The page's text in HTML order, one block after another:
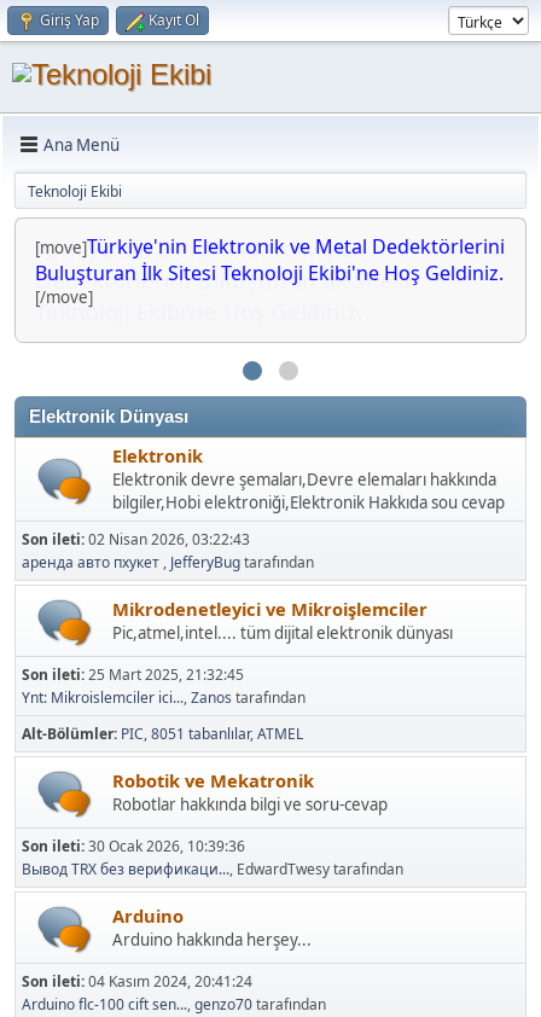
Giriş Yap Kayıt Ol
Ana Menü
Teknoloji Ekibi
Türkiye'nin Elektronik ve Metal
Dedektörlerini Buluşturan İlk Sitesi
Teknoloji Ekibi'ne Hoş Geldiniz.
[move]Türkiye'nin Elektronik ve Metal Dedektörlerini
Buluşturan İlk Sitesi Teknoloji Ekibi'ne Hoş Geldiniz.
[/move]
Elektronik Dünyası
Elektronik
Elektronik devre şemaları,Devre elemaları hakkında
bilgiler,Hobi elektroniği,Elektronik Hakkıda sou cevap
Son ileti:02 Nisan 2026, 03:22:43
аренда авто пхукет , JefferyBugtarafından
Mikrodenetleyici ve Mikroişlemciler
Pic,atmel,intel.... tüm dijital elektronik dünyası
Son ileti:25 Mart 2025, 21:32:45
Ynt: Mikroislemciler ici...,Zanos tarafından
Alt-Bölümler PIC 8051 tabanlılar ATMEL
Robotik ve Mekatronik
Robotlar hakkında bilgi ve soru-cevap
Son ileti:30 Ocak 2026, 10:39:36
Вывод TRX без верификаци..., EdwardTwesy tarafından
Arduino
Arduino hakkında herşey...
Son ileti:04 Kasım 2024, 20:41:24
Arduino flc-100 cift sen...,genzo70tarafından